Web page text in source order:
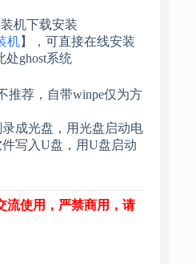
机下载安装
机】，可直接在线安装
处ghost系统
荐，自带winpe仅为方
成光盘，用光盘启动电
写入U盘，用U盘启动
流使用，严禁商用，请